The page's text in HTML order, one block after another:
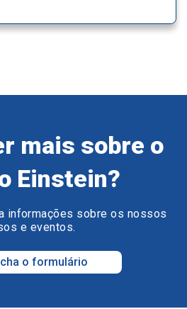
mais sobre o
Einstein?
informações sobre os nossos
e eventos.
o formulário